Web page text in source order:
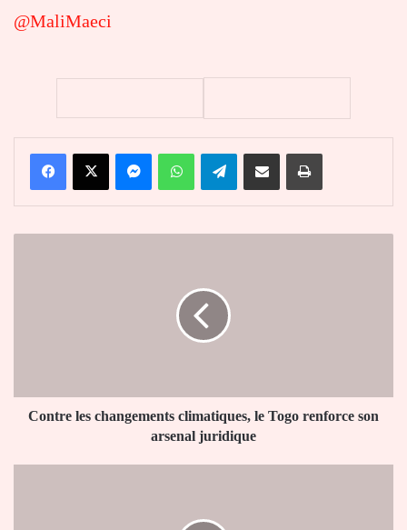
@MaliMaeci
FacebookX MessengerWhatsAppTelegramPartager par email Imprimer
arsenal
juridique
Contre les changements climatiques, le Togo renforce son
arsenal juridique